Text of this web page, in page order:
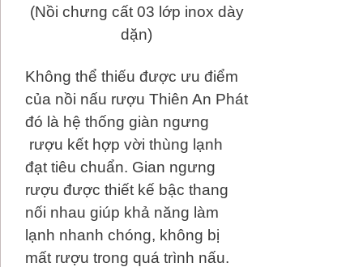
(Nồi chưng cất 03 lớp inox dày
dặn)
Không thể thiếu được ưu điểm
của nồi nấu rượu Thiên An Phát
đó là hệ thống giàn ngưng
rượu kết hợp vời thùng lạnh
đạt tiêu chuẩn. Gian ngưng
rượu được thiết kế bậc thang
nối nhau giúp khả năng làm
lạnh nhanh chóng, không bị
mất rượu trong quá trình nấu.